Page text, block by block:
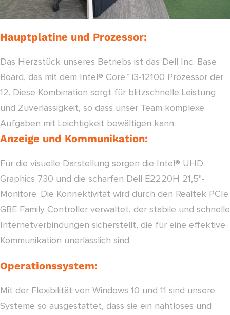
Hauptplatine und Prozessor:
Das Herzstück unseres Betriebs ist das Dell Inc. Base
Board, das mit dem Intel® Core™ i3-12100 Prozessor der
12. Diese Kombination sorgt für blitzschnelle Leistung
und Zuverlässigkeit, so dass unser Team komplexe
Aufgaben mit Leichtigkeit bewältigen kann.
Anzeige und Kommunikation:
Für die visuelle Darstellung sorgen die Intel® UHD
Graphics 730 und die scharfen Dell E2220H 21,5"-
Monitore. Die Konnektivität wird durch den Realtek PCIe
GBE Family Controller verwaltet, der stabile und schnelle
Internetverbindungen sicherstellt, die für eine effektive
Kommunikation unerlässlich sind.
Operationssystem:
Mit der Flexibilität von Windows 10 und 11 sind unsere
Systeme so ausgestattet, dass sie ein nahtloses und